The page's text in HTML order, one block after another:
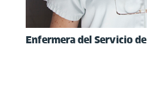
Enfermera del Servicio de